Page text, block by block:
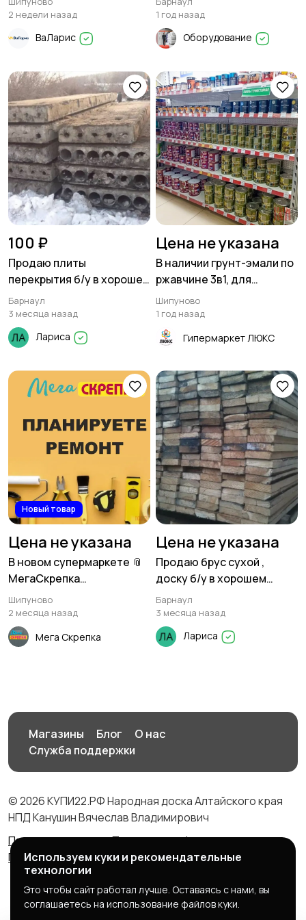
рублей Строительный
магазин ВаЛарис
Шипуново
2 недели назад
ВаЛарис
1 год назад
Оборудование
100 ₽
Продаю плиты
перекрытия б/у в хорошем
состоянии.
Барнаул
3 месяца назад
Лариса
Цена не указана
В наличии грунт-эмали по
ржавчине 3в1, для
металла, термостойкие.
Шипуново
1 год назад
Гипермаркет ЛЮКС
Новый товар
Цена не указана
В новом супермаркете 📎
МегаСкрепка
расширенный
ассортимент товаров для
ремонта.
Шипуново
2 месяца назад
Мега Скрепка
Цена не указана
Продаю брус сухой ,
доску б/у в хорошем
состояянии.
Барнаул
3 месяца назад
Лариса
Магазины Блог
О нас
Служба поддержки
© 2026 КУПИ22.РФ Народная доска Алтайского края
НПД Канушин Вячеслав Владимирович
Правила сервиса
Политика конфиденциальности
Политика использования cookie
Используем куки и рекомендательные
технологии
Это чтобы сайт работал лучше. Оставаясь с нами, вы
соглашаетесь на использование файлов куки.